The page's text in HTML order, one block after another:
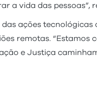
a vida das pessoas”,
ações
remotas.
e Justiça